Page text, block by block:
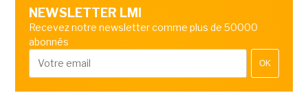
NEWSLETTER LMI
Recevez notre newsletter comme plus de 50000
abonnés
OK